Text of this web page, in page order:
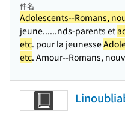
件名
Adolescents--Romans,
jeune......nds-parents et
etc. pour la jeunesse
etc. Amour--Romans,